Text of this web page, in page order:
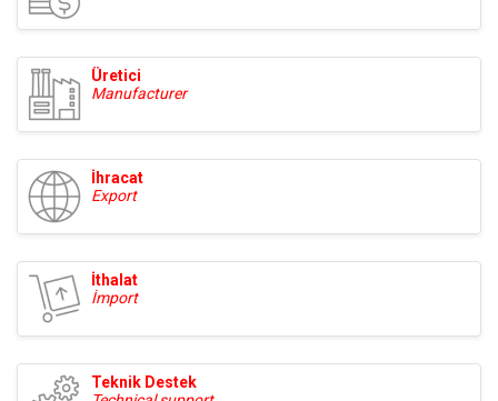
Üretici
Manufacturer
İhracat
Export
İthalat
İmport
Teknik Destek